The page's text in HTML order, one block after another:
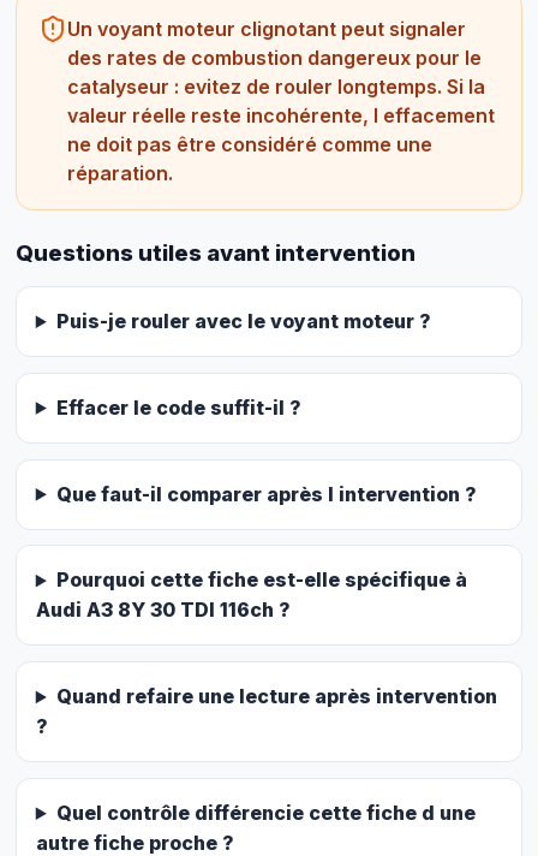
Un voyant moteur clignotant peut signaler
des rates de combustion dangereux pour le
catalyseur : evitez de rouler longtemps. Si la
valeur réelle reste incohérente, l effacement
ne doit pas être considéré comme une
réparation.
Questions utiles avant intervention
Puis-je rouler avec le voyant moteur ?
Effacer le code suffit-il ?
Que faut-il comparer après l intervention ?
Pourquoi cette fiche est-elle spécifique à
Audi A3 8Y 30 TDI 116ch ?
Quand refaire une lecture après intervention
?
Quel contrôle différencie cette fiche d une
autre fiche proche ?